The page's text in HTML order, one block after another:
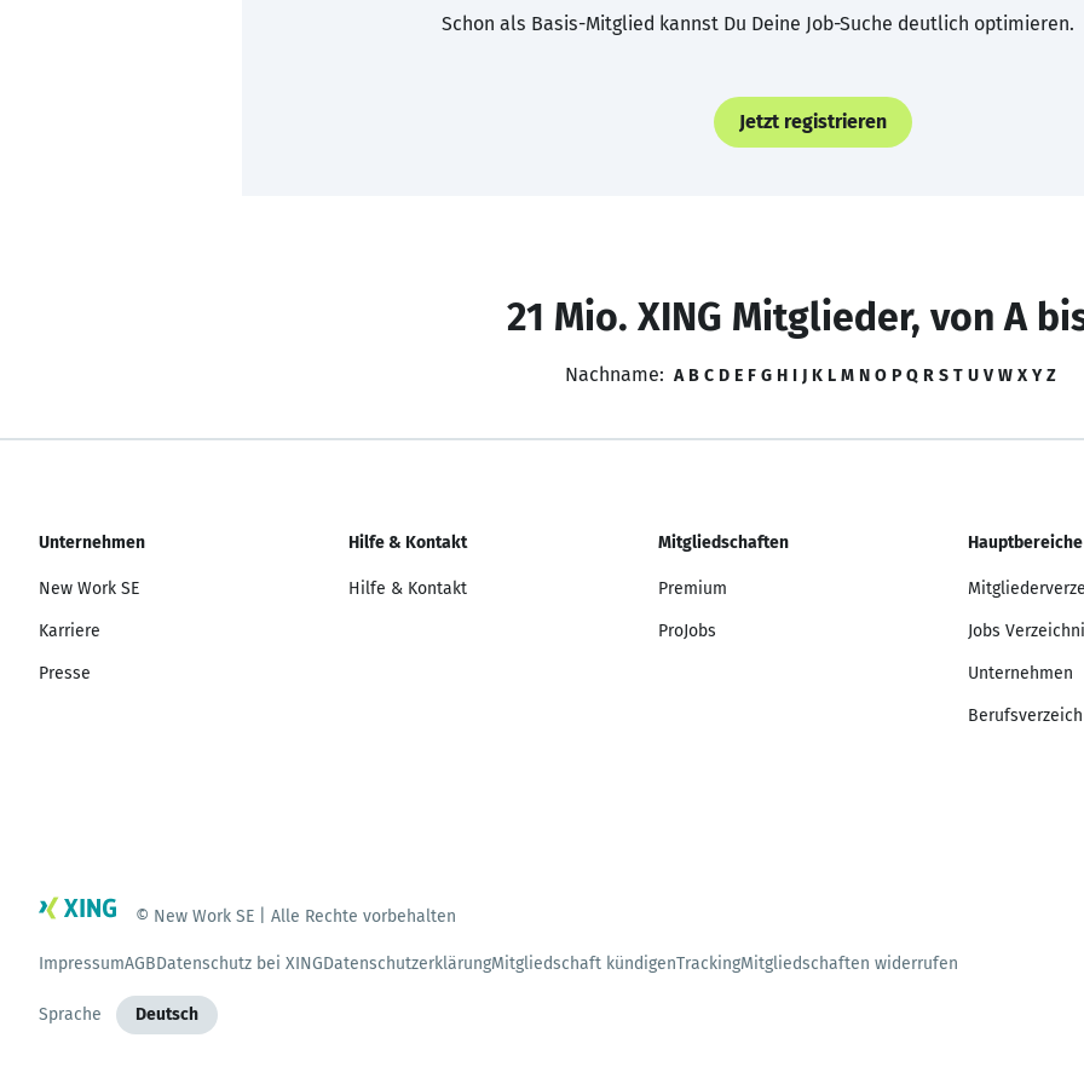
Schon als Basis-Mitglied kannst Du Deine Job-Suche deutlich optimieren.
Jetzt registrieren
21 Mio. XING Mitglieder, von A
Nachname: A B C D E F G H I J K L M N O P Q R S T U V W X Y Z
Unternehmen
New Work SE
Karriere
Presse
Hilfe & Kontakt
Hilfe & Kontakt
Mitgliedschaften
Premium
ProJobs
Hauptbereiche
Jobs
Unternehmen
© New Work SE | Alle Rechte vorbehalten
ImpressumAGBDatenschutz bei XINGDatenschutzerklärungMitgliedschaft kündigenTrackingMitgliedschaften widerrufen
Sprache Deutsch